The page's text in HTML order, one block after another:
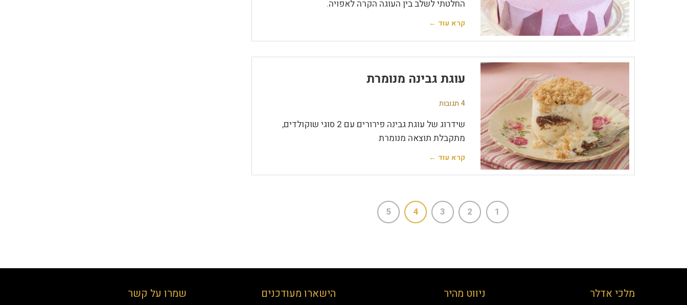
החלטתי לשלב בין העוגה הקרה לאפויה.
קרא עוד ←
עוגת גבינה מנומרת
4 תגובות
שידרוג של עוגת גבינה פירורים עם 2 סוגי שוקולדים,
מתקבלת תוצאה מנומרת
קרא עוד ←
1
2
3
4
5
מלכי אדלר ניווט מהיר הישארו מעודכנים שמרו על קשר